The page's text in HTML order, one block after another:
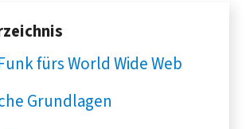
fürs World Wide Web
Grundlagen